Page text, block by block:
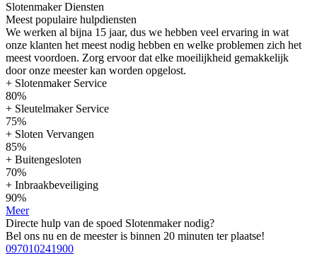
Slotenmaker Diensten
Meest populaire hulpdiensten
We werken al bijna 15 jaar, dus we hebben veel ervaring in wat
onze klanten het meest nodig hebben en welke problemen zich het
meest voordoen. Zorg ervoor dat elke moeilijkheid gemakkelijk
door onze meester kan worden opgelost.
+ Slotenmaker Service
80%
+ Sleutelmaker Service
75%
+ Sloten Vervangen
85%
+ Buitengesloten
70%
+ Inbraakbeveiliging
90%
Meer
Directe hulp van de spoed Slotenmaker nodig?
Bel ons nu en de meester is binnen 20 minuten ter plaatse!
097010241900